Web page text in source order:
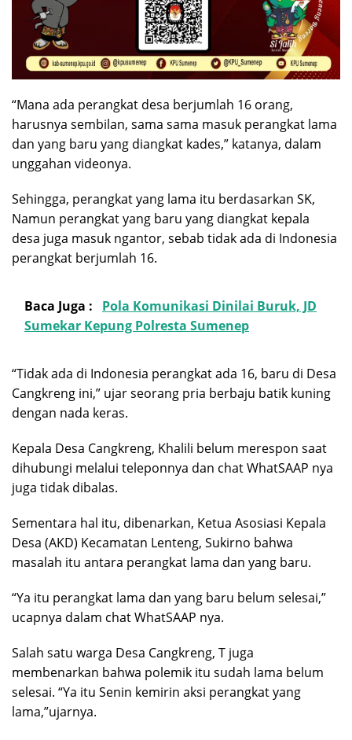
“Mana ada perangkat desa berjumlah 16 orang,
harusnya sembilan, sama sama masuk perangkat lama
dan yang baru yang diangkat kades,” katanya, dalam
unggahan videonya.
Sehingga, perangkat yang lama itu berdasarkan SK,
Namun perangkat yang baru yang diangkat kepala
desa juga masuk ngantor, sebab tidak ada di Indonesia
perangkat berjumlah 16.
Baca Juga :
Pola Komunikasi Dinilai Buruk, JD
Sumekar Kepung Polresta Sumenep
“Tidak ada di Indonesia perangkat ada 16, baru di Desa
Cangkreng ini,” ujar seorang pria berbaju batik kuning
dengan nada keras.
Kepala Desa Cangkreng, Khalili belum merespon saat
dihubungi melalui teleponnya dan chat WhatSAAP nya
juga tidak dibalas.
Sementara hal itu, dibenarkan, Ketua Asosiasi Kepala
Desa (AKD) Kecamatan Lenteng, Sukirno bahwa
masalah itu antara perangkat lama dan yang baru.
“Ya itu perangkat lama dan yang baru belum selesai,”
ucapnya dalam chat WhatSAAP nya.
Salah satu warga Desa Cangkreng, T juga
membenarkan bahwa polemik itu sudah lama belum
selesai. “Ya itu Senin kemirin aksi perangkat yang
lama,”ujarnya.